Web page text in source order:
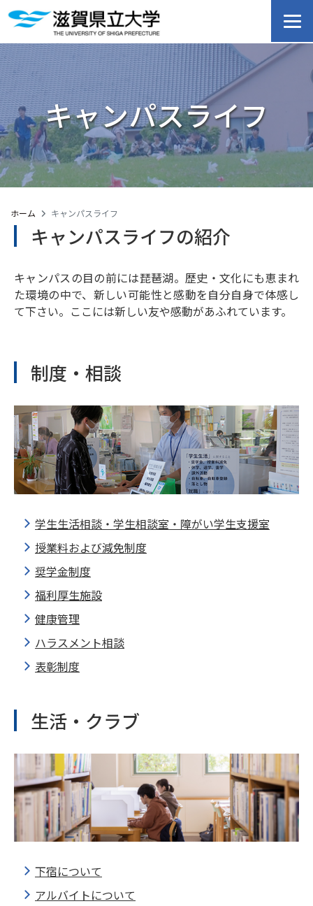
キャンパスライフ
ホーム キャンパスライフ
キャンパスライフの紹介
キャンパスの目の前には琵琶湖。歴史・文化にも恵まれ
た環境の中で、新しい可能性と感動を自分自身で体感し
て下さい。ここには新しい友や感動があふれています。
制度・相談
学生生活相談・学生相談室・障がい学生支援室
授業料および減免制度
奨学金制度
福利厚生施設
健康管理
ハラスメント相談
表彰制度
生活・クラブ
下宿について
アルバイトについて